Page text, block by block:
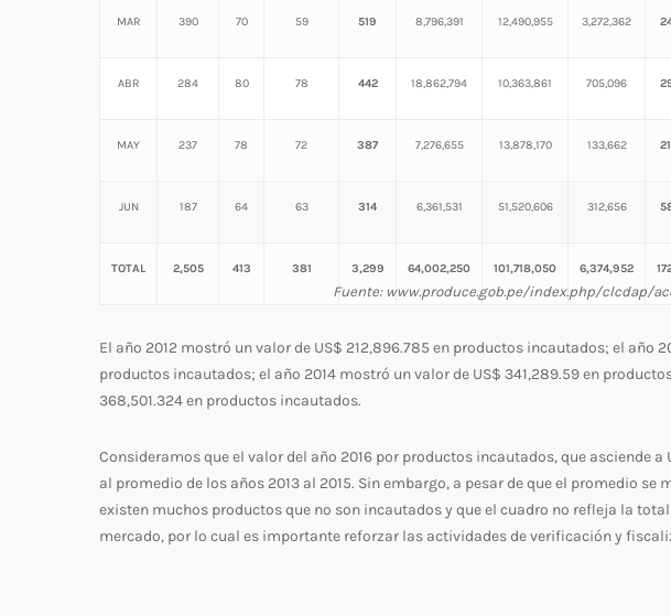
MAR 390 70 59 519 8,796,391 12,490,955 3,272,362
ABR 284 80 78 442 18,862,794 10,363,861 705,096
MAY 237 78 72 387 7,276,655 13,878,170 133,662
JUN 187 64 63 314 6,361,531 51,520,606 312,656
TOTAL 2,505 413 381 3,299 64,002,250 101,718,050 6,374,952
Fuente: www.produce.gob.pe/index.php/clcdap/
El año 2012 mostró un valor de US$ 212,896.785 en productos incautados; el año
productos incautados; el año 2014 mostró un valor de US$ 341,289.59 en
368,501.324 en productos incautados.
Consideramos que el valor del año 2016 por productos incautados, que asciende a
al promedio de los años 2013 al 2015. Sin embargo, a pesar de que el promedio
existen muchos productos que no son incautados y que el cuadro no refleja la
mercado, por lo cual es importante reforzar las actividades de verificación y